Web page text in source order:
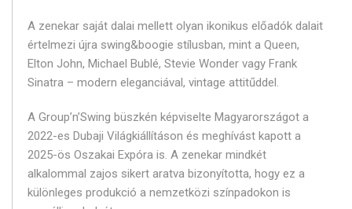
A zenekar saját dalai mellett olyan ikonikus előadók dalait
értelmezi újra swing&boogie stílusban, mint a Queen,
Elton John, Michael Bublé, Stevie Wonder vagy Frank
Sinatra – modern eleganciával, vintage attitűddel.
A Group’n’Swing büszkén képviselte Magyarországot a
2022-es Dubaji Világkiállításon és meghívást kapott a
2025-ös Oszakai Expóra is. A zenekar mindkét
alkalommal zajos sikert aratva bizonyította, hogy ez a
különleges produkció a nemzetközi színpadokon is